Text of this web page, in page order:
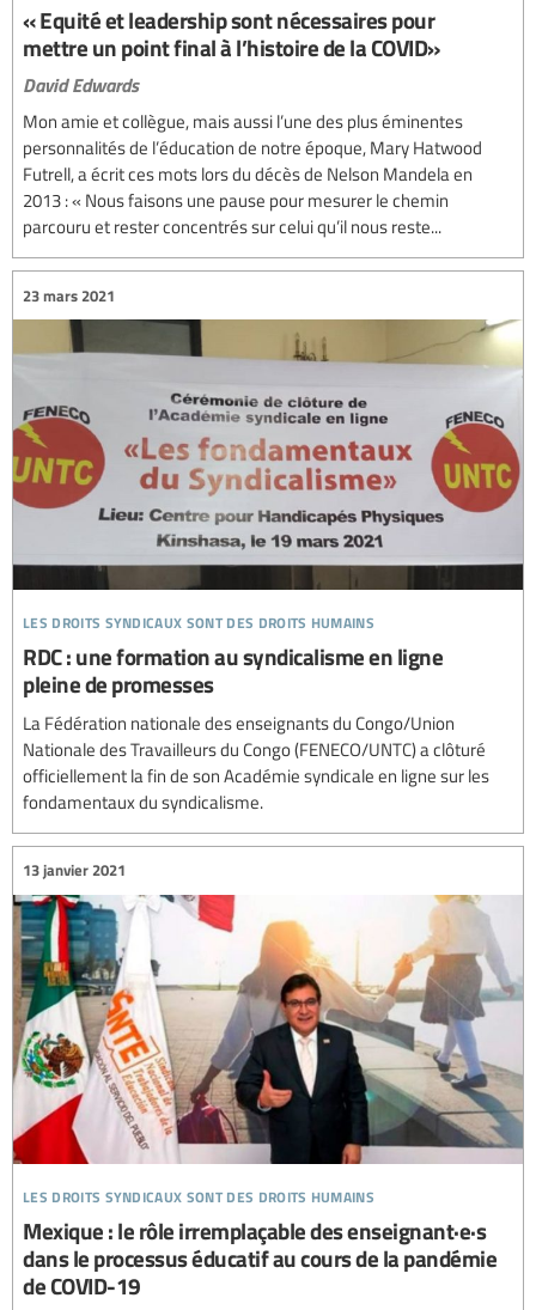
« Equité et leadership sont nécessaires pour
mettre un point final à l’histoire de la COVID»
David Edwards
Mon amie et collègue, mais aussi l’une des plus éminentes
personnalités de l’éducation de notre époque, Mary Hatwood
Futrell, a écrit ces mots lors du décès de Nelson Mandela en
2013 : « Nous faisons une pause pour mesurer le chemin
parcouru et rester concentrés sur celui qu’il nous reste...
les droits syndicaux sont des droits humains
23 mars 2021
RDC : une formation au syndicalisme en ligne
pleine de promesses
La Fédération nationale des enseignants du Congo/Union
Nationale des Travailleurs du Congo (FENECO/UNTC) a clôturé
officiellement la fin de son Académie syndicale en ligne sur les
fondamentaux du syndicalisme.
les droits syndicaux sont des droits humains
13 janvier 2021
Mexique : le rôle irremplaçable des enseignant·e·s
dans le processus éducatif au cours de la pandémie
de COVID-19